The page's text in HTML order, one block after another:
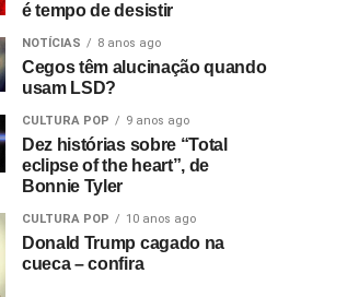
é tempo de desistir
NOTÍCIAS 8 anos ago
Cegos têm alucinação quando
usam LSD?
CULTURA POP 9 anos ago
Dez histórias sobre “Total
eclipse of the heart”, de
Bonnie Tyler
CULTURA POP 10 anos ago
Donald Trump cagado na
cueca – confira